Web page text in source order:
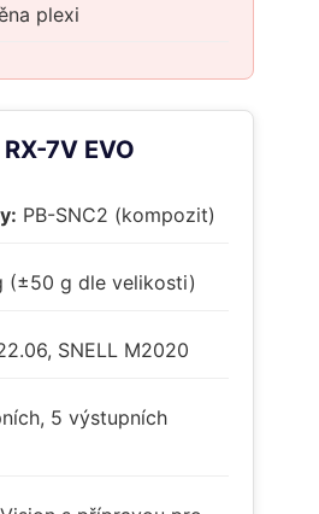
plexi
7V EVO
PB-SNC2 (kompozit)
(±50 g dle velikosti)
SNELL M2020
5 výstupních